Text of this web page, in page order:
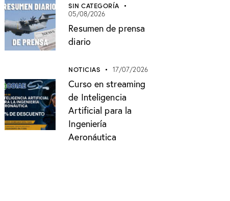
SIN CATEGORÍA
05/08/2026
Resumen de prensa
diario
NOTICIAS 17/07/2026
Curso en streaming
de Inteligencia
Artificial para la
Ingeniería
Aeronáutica